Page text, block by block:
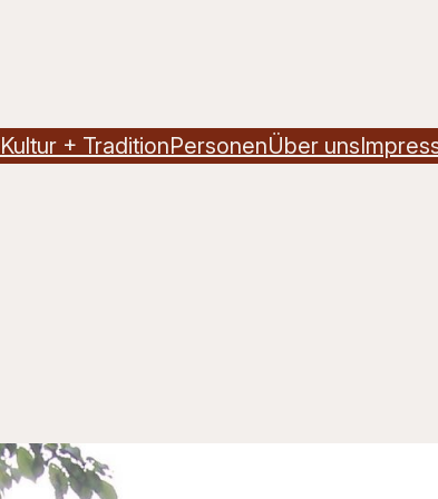
Kultur + TraditionPersonenÜber uns